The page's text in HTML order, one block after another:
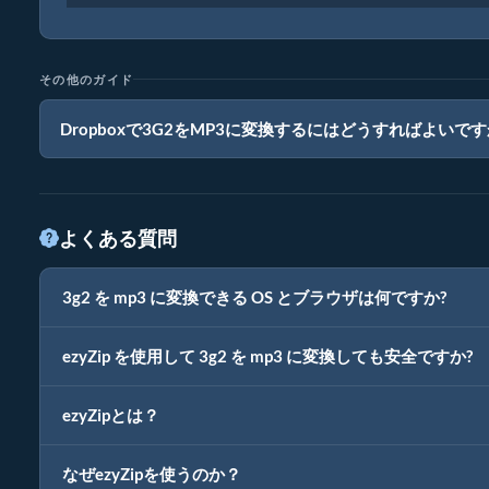
その他のガイド
Dropboxで3G2をMP3に変換するにはどうすればよいで
よくある質問
3g2 を mp3 に変換できる OS とブラウザは何ですか?
ezyZip を使用して 3g2 を mp3 に変換しても安全ですか?
ezyZipとは？
なぜezyZipを使うのか？